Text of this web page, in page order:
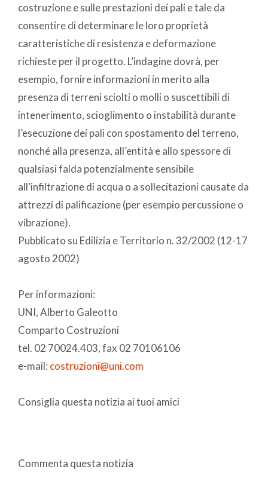
costruzione e sulle prestazioni dei pali e tale da
consentire di determinare le loro proprietà
caratteristiche di resistenza e deformazione
richieste per il progetto. L’indagine dovrà, per
esempio, fornire informazioni in merito alla
presenza di terreni sciolti o molli o suscettibili di
intenerimento, scioglimento o instabilità durante
l’esecuzione dei pali con spostamento del terreno,
nonché alla presenza, all’entità e allo spessore di
qualsiasi falda potenzialmente sensibile
all’infiltrazione di acqua o a sollecitazioni causate da
attrezzi di palificazione (per esempio percussione o
vibrazione).
Pubblicato su Edilizia e Territorio n. 32/2002 (12-17
agosto 2002)
Per informazioni:
UNI, Alberto Galeotto
Comparto Costruzioni
tel. 02 70024.403, fax 02 70106106
e-mail: costruzioni@uni.com
Consiglia questa notizia ai tuoi amici
Commenta questa notizia